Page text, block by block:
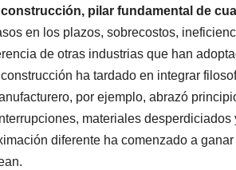
construcción, pilar fundamental de
en los plazos, sobrecostos,
de otras industrias que han
ha tardado en integrar
por ejemplo, abrazó
materiales
diferente ha comenzado a